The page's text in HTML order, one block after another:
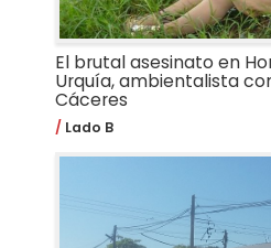
El brutal asesinato en
Urquía, ambientalista
Cáceres
Lado B